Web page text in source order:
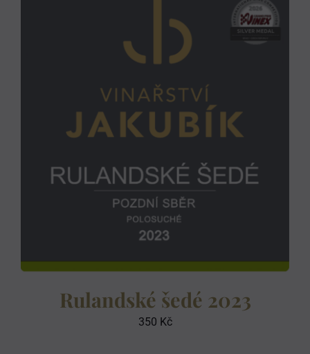
Rulandské šedé 2023
350 Kč